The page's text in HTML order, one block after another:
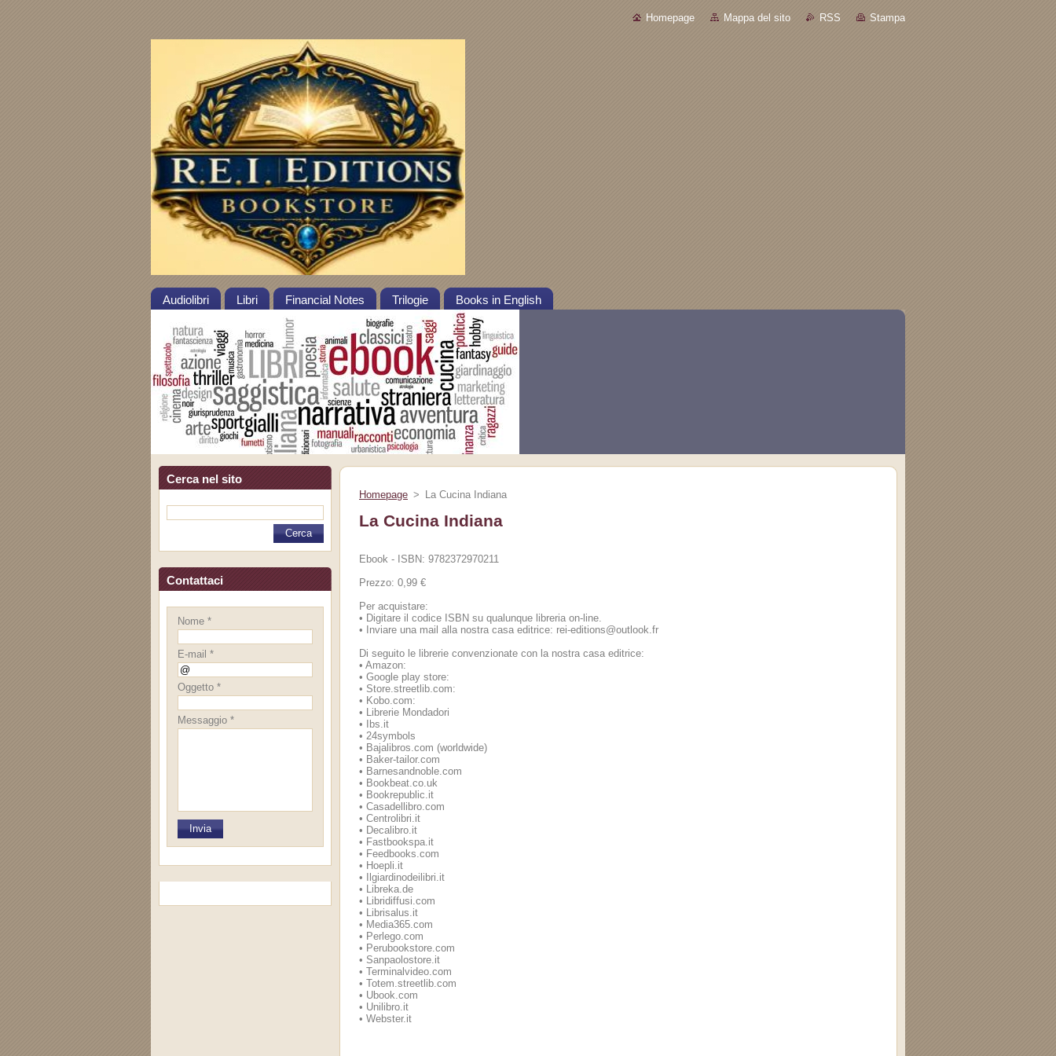
Homepage Mappa del sito RSS Stampa
Audiolibri Libri Financial Notes Trilogie Books in English
Cerca nel sito
Contattaci
Nome *
E-mail *
Oggetto *
Messaggio *
Homepage > La Cucina Indiana
La Cucina Indiana
Ebook - ISBN: 9782372970211
Prezzo: 0,99 €
Per acquistare:
• Digitare il codice ISBN su qualunque libreria on-line.
•
Inviare una mail alla nostra casa editrice: rei-editions@outlook.fr
Di seguito le librerie convenzionate con la nostra casa editrice:
• Amazon:
• Google play store:
• Store.streetlib.com:
• Kobo.com:
• Librerie Mondadori
•
Ibs.it
• 24symbols
• Bajalibros.com (worldwide)
• Baker-tailor.com
• Barnesandnoble.com
• Bookbeat.co.uk
• Bookrepublic.it
• Casadellibro.com
• Centrolibri.it
• Decalibro.it
• Fastbookspa.it
• Feedbooks.com
• Hoepli.it
•
Ilgiardinodeilibri.it
• Libreka.de
• Libridiffusi.com
• Librisalus.it
• Media365.com
• Perlego.com
• Perubookstore.com
• Sanpaolostore.it
• Terminalvideo.com
• Totem.streetlib.com
• Ubook.com
• Unilibro.it
• Webster.it